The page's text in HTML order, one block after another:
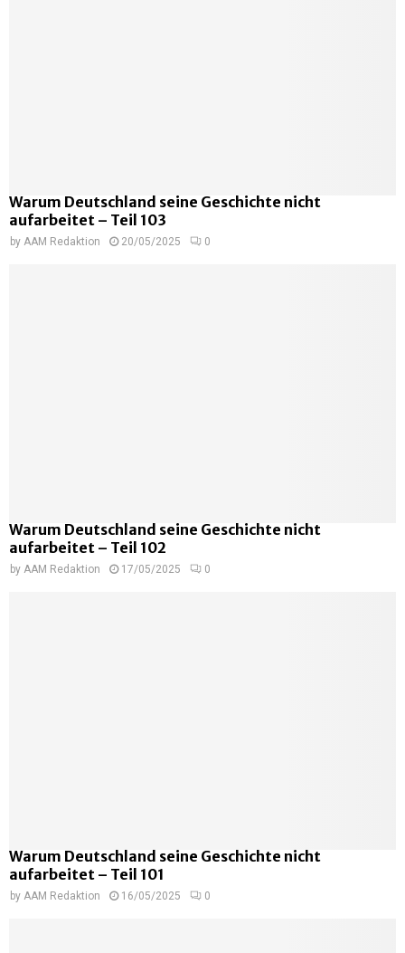
Warum Deutschland seine Geschichte nicht
aufarbeitet – Teil 103
by AAM Redaktion 20/05/2025 0
Warum Deutschland seine Geschichte nicht
aufarbeitet – Teil 102
by AAM Redaktion 17/05/2025 0
Warum Deutschland seine Geschichte nicht
aufarbeitet – Teil 101
by AAM Redaktion 16/05/2025 0